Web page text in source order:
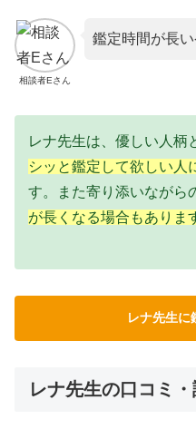
相談者Eさん
鑑定時間が長い
レナ先生は、優しい人柄
シッと鑑定して欲しい人
す。また寄り添いながら
が長くなる場合もありま
レナ先生に
レナ先生の口コミ